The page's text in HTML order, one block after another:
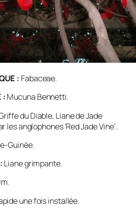
: Fabaceae.
: Mucuna Bennetti.
du Diable, Liane de Jade
les anglophones ‘Red Jade Vine’.
Guinée.
Liane grimpante.
une fois installée.